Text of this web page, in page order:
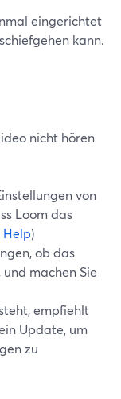
eingerichtet
kann.
nicht hören
von
Loom das
Help)
ob das
machen Sie
empfiehlt
Update, um
zu